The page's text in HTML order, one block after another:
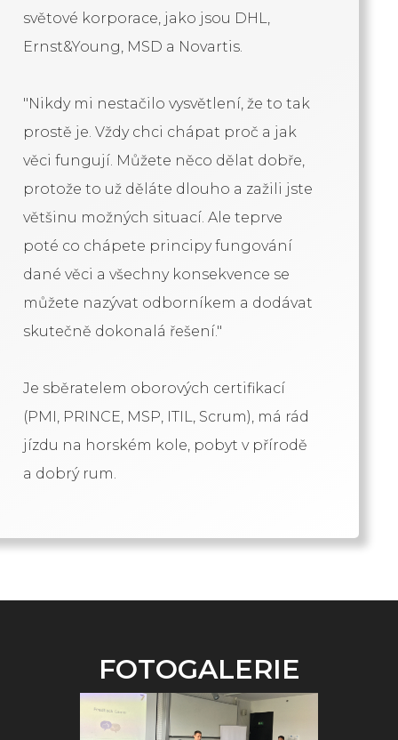
světové korporace, jako jsou DHL,
Ernst&Young, MSD a Novartis.
"Nikdy mi nestačilo vysvětlení, že to tak
prostě je. Vždy chci chápat proč a jak
věci fungují. Můžete něco dělat dobře,
protože to už děláte dlouho a zažili jste
většinu možných situací. Ale teprve
poté co chápete principy fungování
dané věci a všechny konsekvence se
můžete nazývat odborníkem a dodávat
skutečně dokonalá řešení."
Je sběratelem oborových certifikací
(PMI, PRINCE, MSP, ITIL, Scrum), má rád
jízdu na horském kole, pobyt v přírodě
a dobrý rum.
FOTOGALERIE